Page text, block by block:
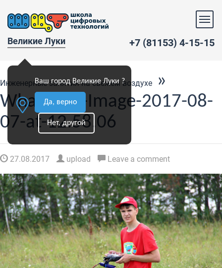
Великие Луки
Ваш город Великие Луки ?
Да, верно
Нет, другой
+7 (81153) 4-15-15
Инженерные занятия на свежем воздухе
»
WhatsApp-Image-2017-08-
07-at-12.58.06
27.08.2017 upload Leave a comment